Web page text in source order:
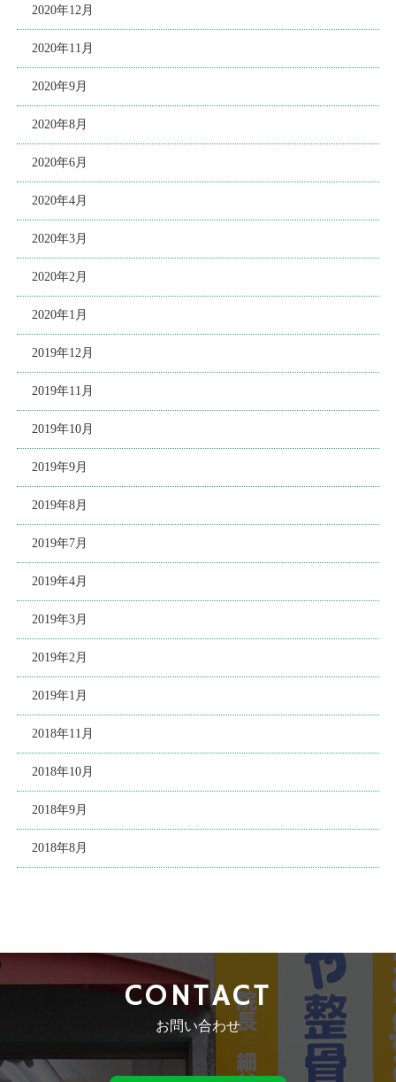
2020年12月
2020年11月
2020年9月
2020年8月
2020年6月
2020年4月
2020年3月
2020年2月
2020年1月
2019年12月
2019年11月
2019年10月
2019年9月
2019年8月
2019年7月
2019年4月
2019年3月
2019年2月
2019年1月
2018年11月
2018年10月
2018年9月
2018年8月
CONTACT
お問い合わせ